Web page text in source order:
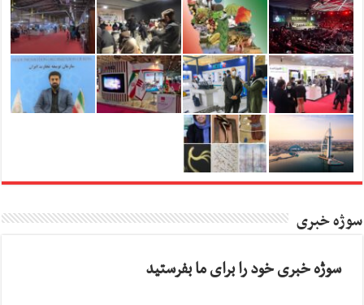
سوژه خبری
سوژه خبری خود را برای ما بفرستید